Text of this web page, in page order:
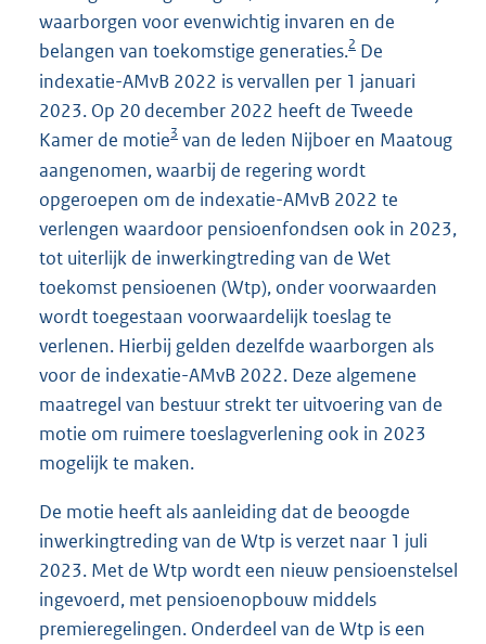
waarborgen voor evenwichtig invaren en de
belangen van toekomstige generaties.2 De
indexatie-AMvB 2022 is vervallen per 1 januari
2023. Op 20 december 2022 heeft de Tweede
Kamer de motie3 van de leden Nijboer en Maatoug
aangenomen, waarbij de regering wordt
opgeroepen om de indexatie-AMvB 2022 te
verlengen waardoor pensioenfondsen ook in 2023,
tot uiterlijk de inwerkingtreding van de Wet
toekomst pensioenen (Wtp), onder voorwaarden
wordt toegestaan voorwaardelijk toeslag te
verlenen. Hierbij gelden dezelfde waarborgen als
voor de indexatie-AMvB 2022. Deze algemene
maatregel van bestuur strekt ter uitvoering van de
motie om ruimere toeslagverlening ook in 2023
mogelijk te maken.
De motie heeft als aanleiding dat de beoogde
inwerkingtreding van de Wtp is verzet naar 1 juli
2023. Met de Wtp wordt een nieuw pensioenstelsel
ingevoerd, met pensioenopbouw middels
premieregelingen. Onderdeel van de Wtp is een